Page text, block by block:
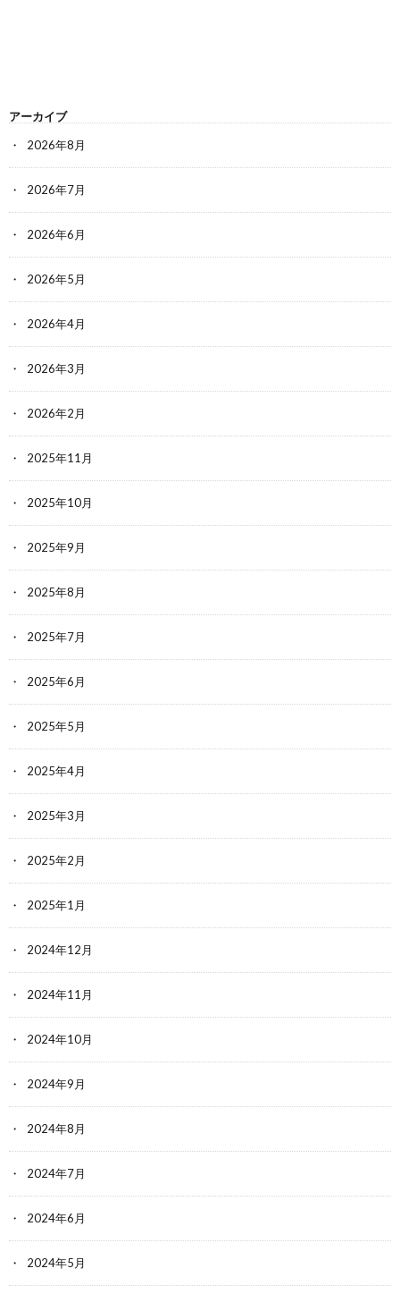
アーカイブ
2026年8月
2026年7月
2026年6月
2026年5月
2026年4月
2026年3月
2026年2月
2025年11月
2025年10月
2025年9月
2025年8月
2025年7月
2025年6月
2025年5月
2025年4月
2025年3月
2025年2月
2025年1月
2024年12月
2024年11月
2024年10月
2024年9月
2024年8月
2024年7月
2024年6月
2024年5月